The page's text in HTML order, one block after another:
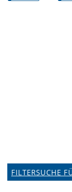
FILTERSUCHE